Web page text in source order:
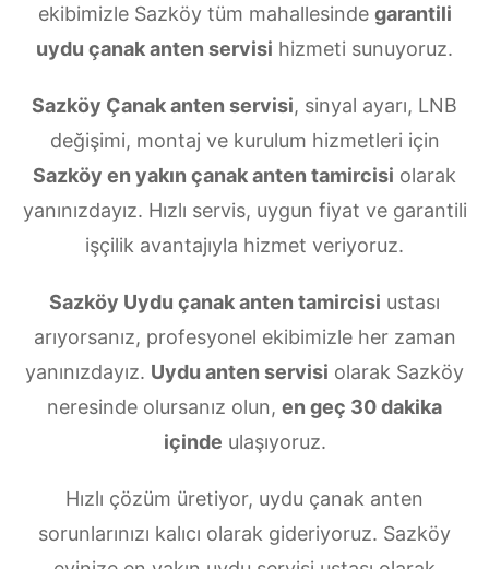
ekibimizle Sazköy tüm mahallesinde garantili
uydu çanak anten servisi hizmeti sunuyoruz.
Sazköy Çanak anten servisi, sinyal ayarı, LNB
değişimi, montaj ve kurulum hizmetleri için
Sazköy en yakın çanak anten tamircisi olarak
yanınızdayız. Hızlı servis, uygun fiyat ve garantili
işçilik avantajıyla hizmet veriyoruz.
Sazköy Uydu çanak anten tamircisi ustası
arıyorsanız, profesyonel ekibimizle her zaman
yanınızdayız. Uydu anten servisi olarak Sazköy
neresinde olursanız olun, en geç 30 dakika
içinde ulaşıyoruz.
Hızlı çözüm üretiyor, uydu çanak anten
sorunlarınızı kalıcı olarak gideriyoruz. Sazköy